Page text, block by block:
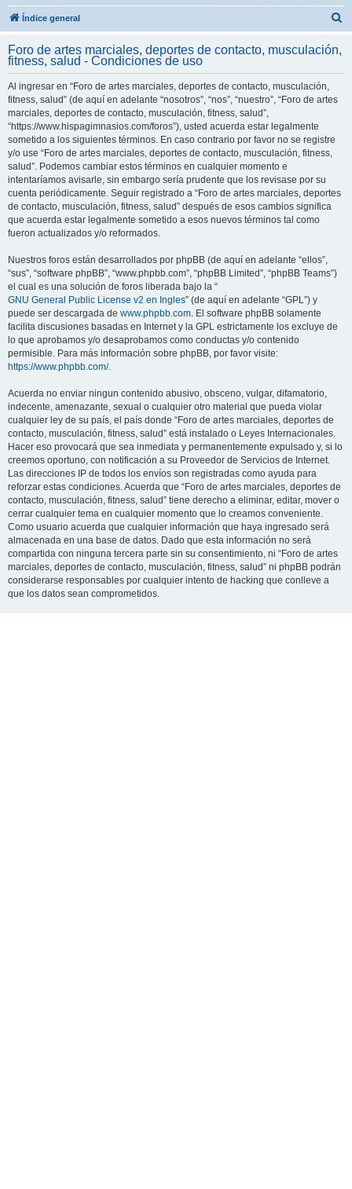
Índice general
c
Foro de artes marciales, deportes de contacto, musculación,
fitness, salud - Condiciones de uso
Al ingresar en “Foro de artes marciales, deportes de contacto, musculación,
fitness, salud” (de aquí en adelante “nosotros”, “nos”, “nuestro”, “Foro de artes
marciales, deportes de contacto, musculación, fitness, salud”,
“https://www.hispagimnasios.com/foros”), usted acuerda estar legalmente
sometido a los siguientes términos. En caso contrario por favor no se registre
y/o use “Foro de artes marciales, deportes de contacto, musculación, fitness,
salud”. Podemos cambiar estos términos en cualquier momento e
intentaríamos avisarle, sin embargo sería prudente que los revisase por su
cuenta periódicamente. Seguir registrado a “Foro de artes marciales, deportes
de contacto, musculación, fitness, salud” después de esos cambios significa
que acuerda estar legalmente sometido a esos nuevos términos tal como
fueron actualizados y/o reformados.
Nuestros foros están desarrollados por phpBB (de aquí en adelante “ellos”,
“sus”, “software phpBB”, “www.phpbb.com”, “phpBB Limited”, “phpBB Teams”)
el cual es una solución de foros liberada bajo la “
GNU General Public License v2 en Ingles” (de aquí en adelante “GPL”) y
puede ser descargada de www.phpbb.com. El software phpBB solamente
facilita discusiones basadas en Internet y la GPL estrictamente los excluye de
lo que aprobamos y/o desaprobamos como conductas y/o contenido
permisible. Para más información sobre phpBB, por favor visite:
https://www.phpbb.com/.
Acuerda no enviar ningun contenido abusivo, obsceno, vulgar, difamatorio,
indecente, amenazante, sexual o cualquier otro material que pueda violar
cualquier ley de su país, el país donde “Foro de artes marciales, deportes de
contacto, musculación, fitness, salud” está instalado o Leyes Internacionales.
Hacer eso provocará que sea inmediata y permanentemente expulsado y, si lo
creemos oportuno, con notificación a su Proveedor de Servicios de Internet.
Las direcciones IP de todos los envíos son registradas como ayuda para
reforzar estas condiciones. Acuerda que “Foro de artes marciales, deportes de
contacto, musculación, fitness, salud” tiene derecho a eliminar, editar, mover o
cerrar cualquier tema en cualquier momento que lo creamos conveniente.
Como usuario acuerda que cualquier información que haya ingresado será
almacenada en una base de datos. Dado que esta información no será
compartida con ninguna tercera parte sin su consentimiento, ni “Foro de artes
marciales, deportes de contacto, musculación, fitness, salud” ni phpBB podrán
considerarse responsables por cualquier intento de hacking que conlleve a
que los datos sean comprometidos.